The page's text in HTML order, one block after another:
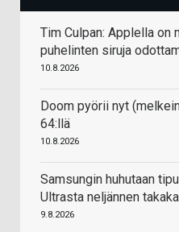
Tim Culpan: Applella on
puhelinten siruja
10.8.2026
Doom pyörii nyt
64:llä
10.8.2026
Samsungin huhutaan
Ultrasta neljännen
9.8.2026